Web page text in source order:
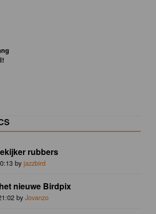
rubbers
by jazzbird
nieuwe Birdpix
by Jovanzo